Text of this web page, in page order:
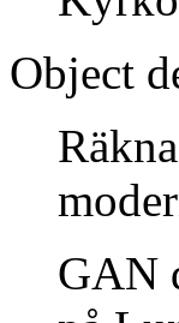
Object
GAN